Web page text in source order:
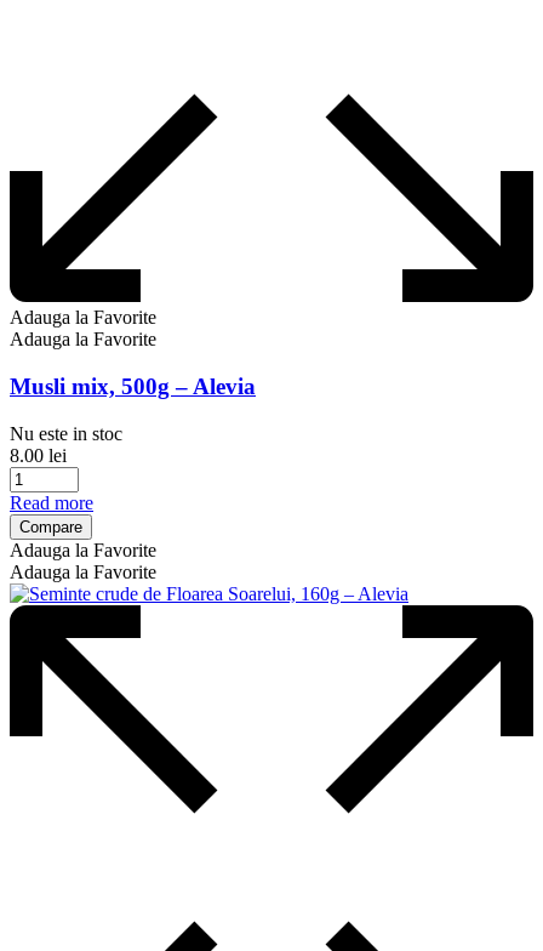
Adauga la Favorite
Adauga la Favorite
Musli mix, 500g – Alevia
Nu este in stoc
8.00 lei
Read more
Compare
Adauga la Favorite
Adauga la Favorite